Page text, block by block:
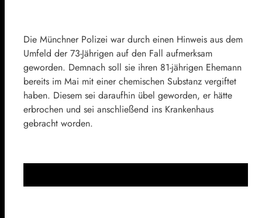
Die Münchner Polizei war durch einen Hinweis aus dem
Umfeld der 73-Jährigen auf den Fall aufmerksam
geworden. Demnach soll sie ihren 81-jährigen Ehemann
bereits im Mai mit einer chemischen Substanz vergiftet
haben. Diesem sei daraufhin übel geworden, er hätte
erbrochen und sei anschließend ins Krankenhaus
gebracht worden.